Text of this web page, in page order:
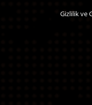
Gizlilik ve